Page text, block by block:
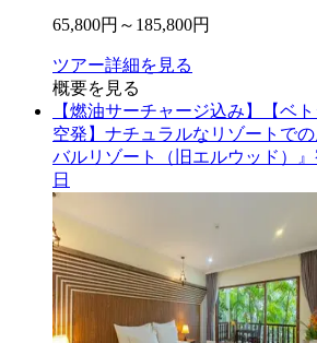
65,800円～ 185,800円
ツアー詳細を見る
概要を見る
【燃油サーチャージ込み】【ベ
空発】ナチュラルなリゾートで
バルリゾート（旧エルウッド）
日